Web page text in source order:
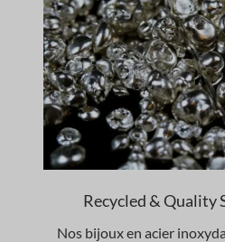
Recycled & Quality
Nos bijoux en acier